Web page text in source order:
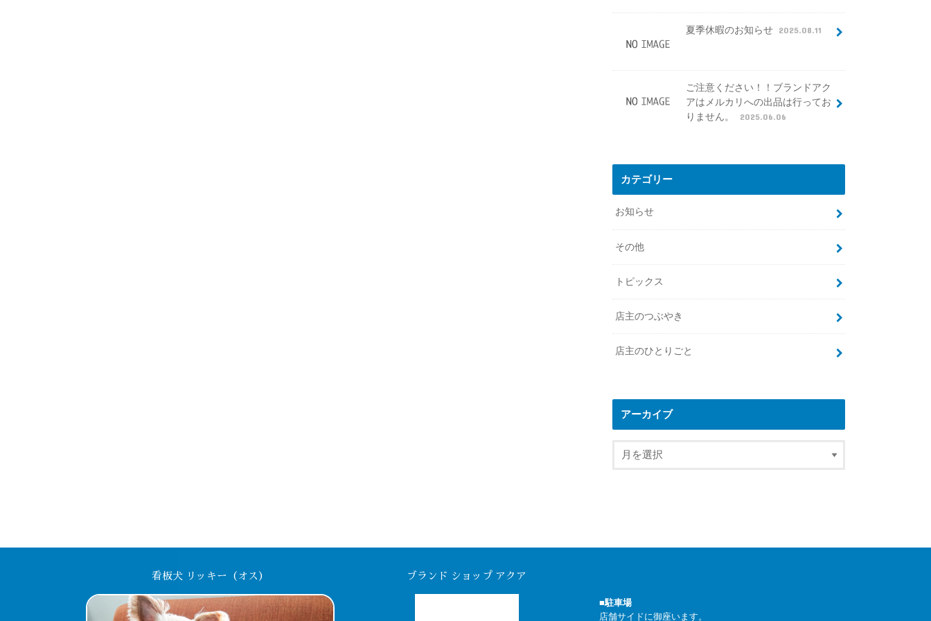
夏季休暇のお知らせ 2025.08.11
ご注意ください！！ブランドアク
アはメルカリへの出品は行ってお
りません。
2025.06.06
カテゴリー
お知らせ
その他
トピックス
店主のつぶやき
店主のひとりごと
アーカイブ
看板犬 リッキー（オス） ブランド ショップ アクア
■駐車場
店舗サイドに御座います。